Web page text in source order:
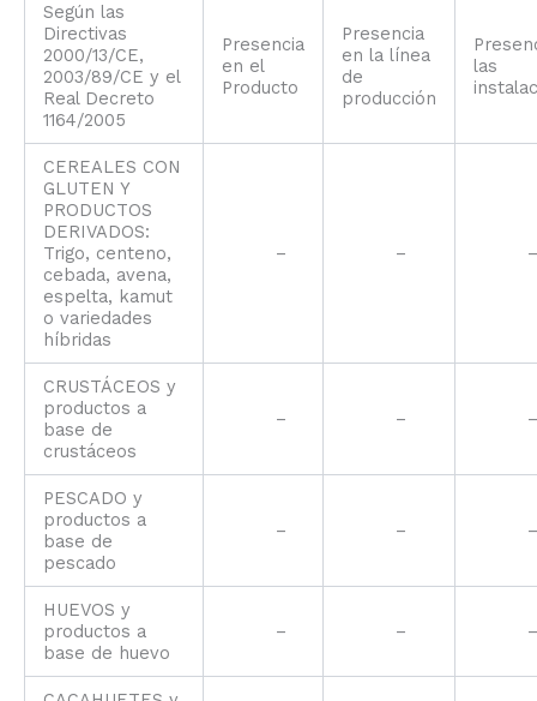
Según las
Directivas
2000/13/CE,
2003/89/CE y el
Real Decreto
1164/2005
Presencia
en el
Producto
Presencia
en la línea
de
producción
las
CEREALES CON
GLUTEN Y
PRODUCTOS
DERIVADOS:
Trigo, centeno,
cebada, avena,
espelta, kamut
o variedades
híbridas
– – –
CRUSTÁCEOS y
productos a
base de
crustáceos
– – –
PESCADO y
productos a
base de
pescado
– – –
HUEVOS y
productos a
base de huevo
– – –